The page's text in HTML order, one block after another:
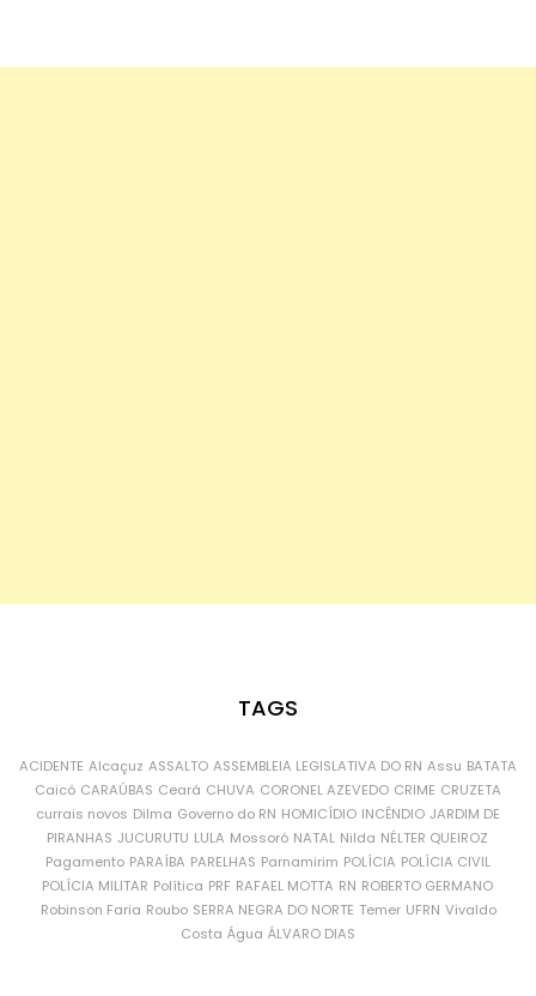
TAGS
ACIDENTE Alcaçuz ASSALTO ASSEMBLEIA LEGISLATIVA DO RN Assu BATATA
Caicó CARAÚBAS Ceará CHUVA CORONEL AZEVEDO CRIME CRUZETA
currais novos Dilma Governo do RN HOMICÍDIO INCÊNDIO JARDIM DE
PIRANHAS JUCURUTU LULA Mossoró NATAL Nilda NÉLTER QUEIROZ
Pagamento PARAÍBA PARELHAS Parnamirim POLÍCIA POLÍCIA CIVIL
POLÍCIA MILITAR Política PRF RAFAEL MOTTA RN ROBERTO GERMANO
Robinson Faria Roubo SERRA NEGRA DO NORTE Temer UFRN Vivaldo
Costa Água ÁLVARO DIAS